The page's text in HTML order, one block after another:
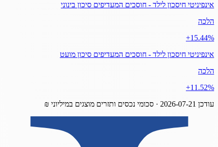
אינפיניטי חיסכון לילד - חוסכים המעדיפים סיכון בינוני
הלכה
‎+15.44%
אינפיניטי חיסכון לילד - חוסכים המעדיפים סיכון מועט
הלכה
‎+11.52%
עודכן 2026-07-21 · סכומי נכסים ותזרים מוצגים במיליוני ₪